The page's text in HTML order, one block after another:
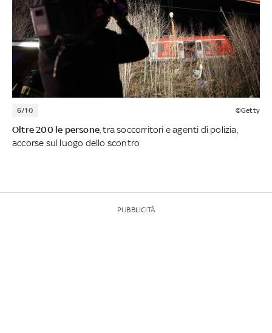
6/10 ©Getty
Oltre 200 le persone , tra soccorritori e agenti di polizia,
accorse sul luogo dello scontro
PUBBLICITÀ